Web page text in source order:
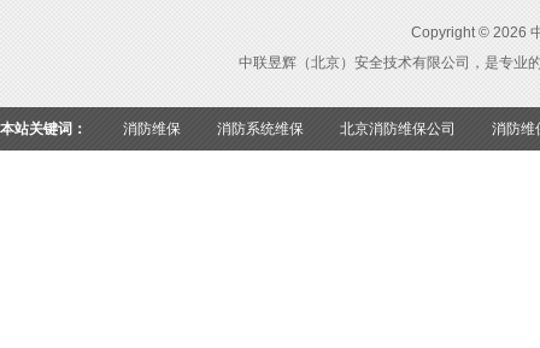
Copyright © 2026
中联昱辉（北京）安全技术有限公司，是专业
本站关键词： 消防维保 消防系统维保 北京消防维保公司 消防维